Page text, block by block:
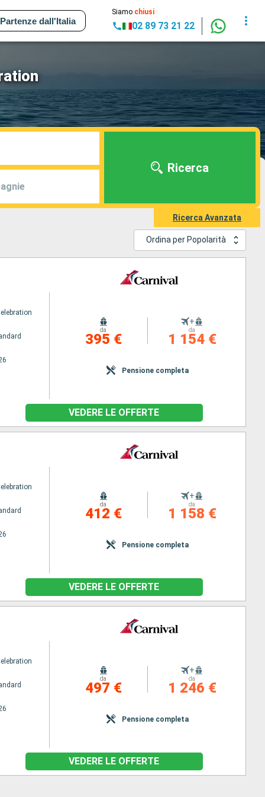
Partenze dall'Italia
Siamo chiusi
02 89 73 21 22
Ricerca
Ricerca Avanzata
Ordina per Popolarità
da
395 €
+
da
1 154 €
Pensione completa
VEDERE LE OFFERTE
da
412 €
+
da
1 158 €
Pensione completa
VEDERE LE OFFERTE
da
497 €
+
da
1 246 €
Pensione completa
VEDERE LE OFFERTE